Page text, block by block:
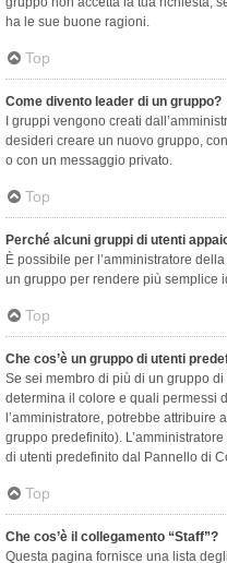
ha le sue buone ragioni.
Top
Come divento leader di un gruppo?
I gruppi vengono creati
desideri creare un nuovo gruppo,
o con un messaggio privato.
Top
Perché alcuni gruppi di utenti
È possibile per l’amministratore
un gruppo per rendere più semplice
Top
Che cos’è un gruppo di utenti
Se sei membro di più di un gruppo
determina il colore e quali permessi
l’amministratore, potrebbe attribuire
gruppo predefinito).
di utenti predefinito dal Pannello di
Top
Che cos’è il collegamento “Staff”?
Questa pagina fornisce una lista